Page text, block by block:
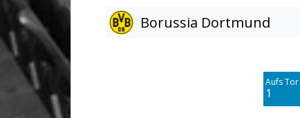
Borussia Dortmund
Aufs Tor
1